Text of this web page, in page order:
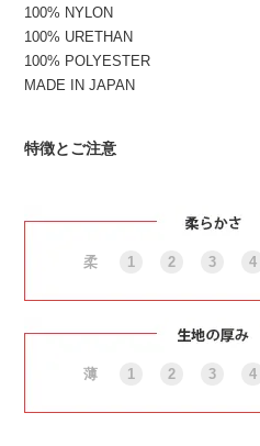
100% NYLON
100% URETHAN
100% POLYESTER
MADE IN JAPAN
特徴とご注意
柔 1 2 3 4
薄 1 2 3 4